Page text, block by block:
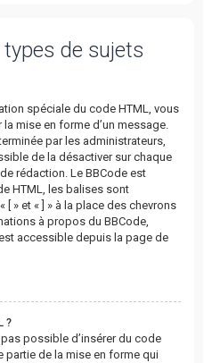
de sujets
spéciale du code HTML, vous
mise en forme d’un message.
par les administrateurs,
de la désactiver sur chaque
rédaction. Le BBCode est
HTML, les balises sont
» et « ] » à la place des chevrons
à propos du BBCode,
accessible depuis la page de
?
possible d’insérer du code
partie de la mise en forme qui